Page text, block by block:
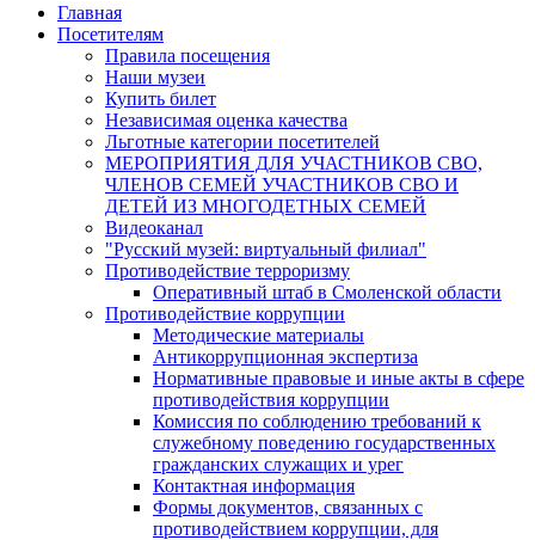
Главная
Посетителям
Правила посещения
Наши музеи
Купить билет
Независимая оценка качества
Льготные категории посетителей
МЕРОПРИЯТИЯ ДЛЯ УЧАСТНИКОВ СВО,
ЧЛЕНОВ СЕМЕЙ УЧАСТНИКОВ СВО И
ДЕТЕЙ ИЗ МНОГОДЕТНЫХ СЕМЕЙ
Видеоканал
"Русский музей: виртуальный филиал"
Противодействие терроризму
Оперативный штаб в Смоленской области
Противодействие коррупции
Методические материалы
Антикоррупционная экспертиза
Нормативные правовые и иные акты в сфере
противодействия коррупции
Комиссия по соблюдению требований к
служебному поведению государственных
гражданских служащих и урег
Контактная информация
Формы документов, связанных с
противодействием коррупции, для